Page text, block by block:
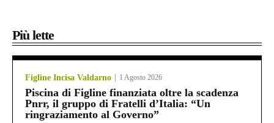
Più lette
Figline Incisa Valdarno 1 Agosto 2026
Piscina di Figline finanziata oltre la scadenza
Pnrr, il gruppo di Fratelli d’Italia: “Un
ringraziamento al Governo”